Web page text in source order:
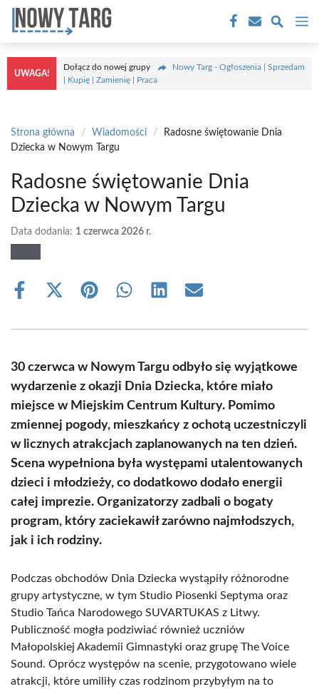
Przejdź
treści
UWAGA!
Dołącz do nowej grupy
Nowy Targ - Ogłoszenia | Sprzedam
| Kupię | Zamienię | Praca
Strona główna / Wiadomości /
Radosne świętowanie Dnia
Dziecka w Nowym Targu
Radosne świętowanie Dnia
Dziecka w Nowym Targu
Data dodania: 1 czerwca 2026 r.
Share
Share
(Twitter)
Share Share Share Share
30 czerwca w Nowym Targu odbyło się wyjątkowe
wydarzenie z okazji Dnia Dziecka, które miało
miejsce w Miejskim Centrum Kultury. Pomimo
zmiennej pogody, mieszkańcy z ochotą uczestniczyli
w licznych atrakcjach zaplanowanych na ten dzień.
Scena wypełniona była występami utalentowanych
dzieci i młodzieży, co dodatkowo dodało energii
całej imprezie. Organizatorzy zadbali o bogaty
program, który zaciekawił zarówno najmłodszych,
jak i ich rodziny.
Podczas obchodów Dnia Dziecka wystąpiły różnorodne
grupy artystyczne, w tym Studio Piosenki Septyma oraz
Studio Tańca Narodowego SUVARTUKAS z Litwy.
Publiczność mogła podziwiać również uczniów
Małopolskiej Akademii Gimnastyki oraz grupę The Voice
Sound. Oprócz występów na scenie, przygotowano wiele
atrakcji, które umiliły czas rodzinom przybyłym na to